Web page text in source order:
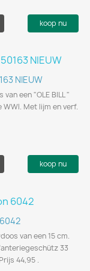
koop nu
NIEUW
van een "OLE BILL "
WWl. Met lijm en verf.
koop nu
van een 15 cm.
33
44,95 .